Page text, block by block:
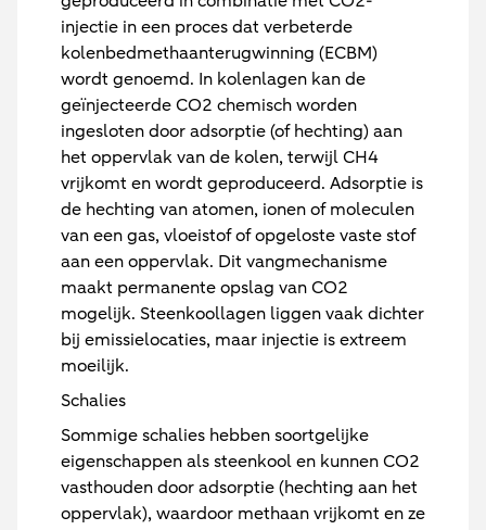
injectie in een proces dat verbeterde
kolenbedmethaanterugwinning (ECBM)
wordt genoemd. In kolenlagen kan de
geïnjecteerde CO2 chemisch worden
ingesloten door adsorptie (of hechting) aan
het oppervlak van de kolen, terwijl CH4
vrijkomt en wordt geproduceerd. Adsorptie is
de hechting van atomen, ionen of moleculen
van een gas, vloeistof of opgeloste vaste stof
aan een oppervlak. Dit vangmechanisme
maakt permanente opslag van CO2
mogelijk. Steenkoollagen liggen vaak dichter
bij emissielocaties, maar injectie is extreem
moeilijk.
Schalies
Sommige schalies hebben soortgelijke
eigenschappen als steenkool en kunnen CO2
vasthouden door adsorptie (hechting aan het
oppervlak), waardoor methaan vrijkomt en ze